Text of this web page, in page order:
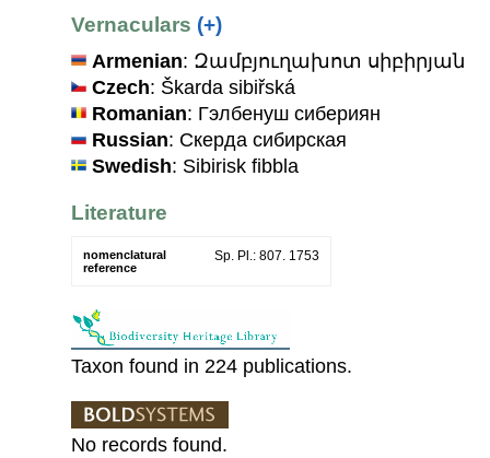
Vernaculars (+)
Armenian: Զամբյուղախոտ սիբիրյան
Czech: Škarda sibiřská
Romanian: Гэлбенуш сибериян
Russian: Скерда сибирская
Swedish: Sibirisk fibbla
Literature
nomenclatural
reference
Sp. Pl.: 807. 1753
Taxon found in 224 publications.
No records found.